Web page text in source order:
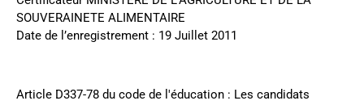
SOUVERAINETE ALIMENTAIRE
Date de l’enregistrement : 19 Juillet 2011
Article D337-78 du code de l'éducation : Les candidats